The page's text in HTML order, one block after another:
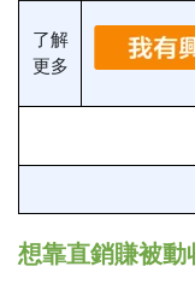
了解
更多
想靠直銷賺被